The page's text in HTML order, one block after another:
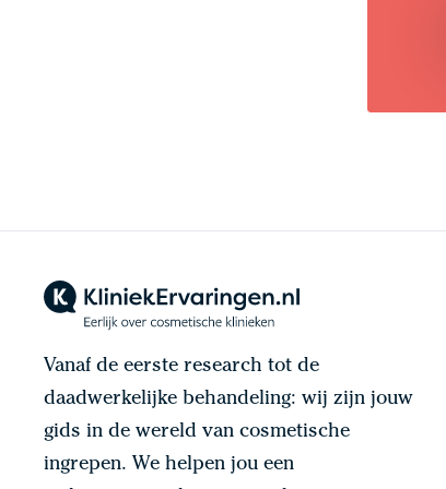
Vanaf de eerste research tot de
daadwerkelijke behandeling: wij zijn jouw
gids in de wereld van cosmetische
ingrepen. We helpen jou een